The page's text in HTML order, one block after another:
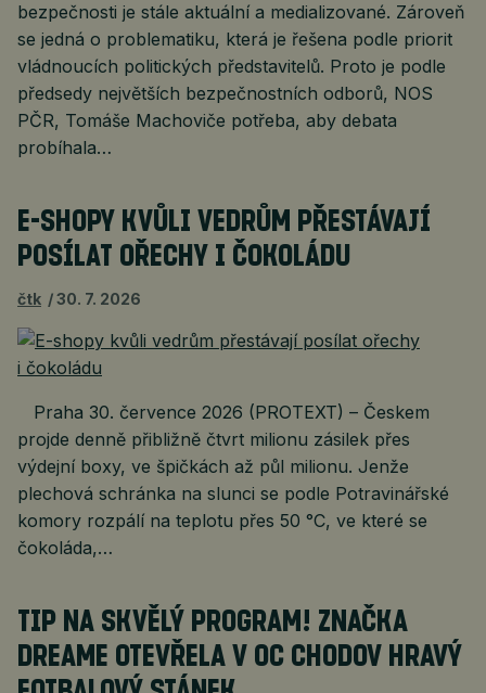
bezpečnosti je stále aktuální a medializované. Zároveň
se jedná o problematiku, která je řešena podle priorit
vládnoucích politických představitelů. Proto je podle
předsedy největších bezpečnostních odborů, NOS
PČR, Tomáše Machoviče potřeba, aby debata
probíhala…
E-SHOPY KVŮLI VEDRŮM PŘESTÁVAJÍ
POSÍLAT OŘECHY I ČOKOLÁDU
čtk 30. 7. 2026
Praha 30. července 2026 (PROTEXT) – Českem
projde denně přibližně čtvrt milionu zásilek přes
výdejní boxy, ve špičkách až půl milionu. Jenže
plechová schránka na slunci se podle Potravinářské
komory rozpálí na teplotu přes 50 °C, ve které se
čokoláda,…
TIP NA SKVĚLÝ PROGRAM! ZNAČKA
DREAME OTEVŘELA V OC CHODOV HRAVÝ